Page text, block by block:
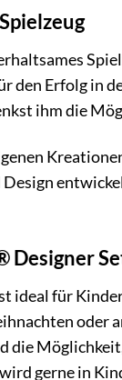
den Erfolg in
ihm die
Designer
ideal für
oder
die
gerne in